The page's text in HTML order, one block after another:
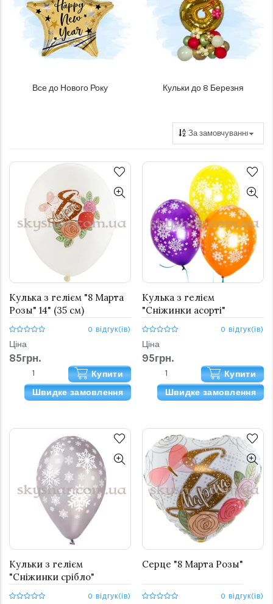
Все до Нового Року Кульки до 8 Березня
Кулька з гелієм "8 Марта
Розы" 14" (35 см)
0 відгук(ів)
Ціна
85грн.
Купити
Швидке замовлення
Кулька з гелієм
"Сніжинки асорті"
0 відгук(ів)
Ціна
95грн.
Купити
Швидке замовлення
Кульки з гелієм
"Сніжинки срібло"
0 відгук(ів)
Серце "8 Марта Розы"
0 відгук(ів)